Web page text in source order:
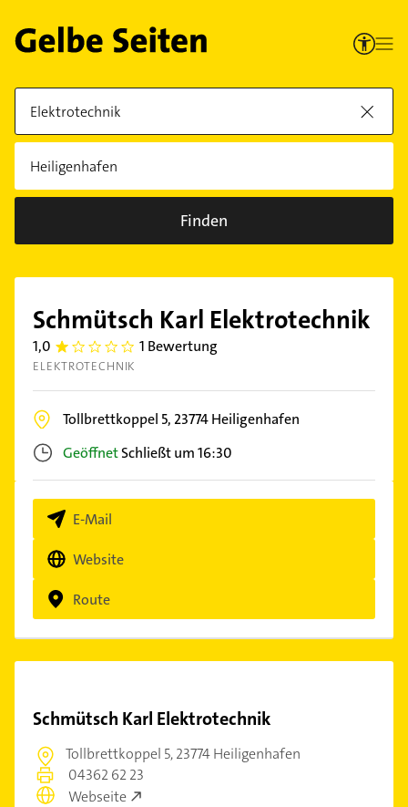
Finden
Schmütsch Karl Elektrotechnik
1,0 1.0 1 Bewertung
ELEKTROTECHNIK
Tollbrettkoppel 5, 23774Heiligenhafen
GeöffnetSchließt um 16:30
E-Mail
Website
Route
Schmütsch Karl Elektrotechnik
Tollbrettkoppel 5,23774 Heiligenhafen
04362 62 23
Webseite